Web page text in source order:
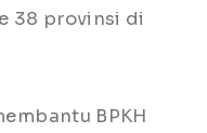
38 provinsi di
BPKH